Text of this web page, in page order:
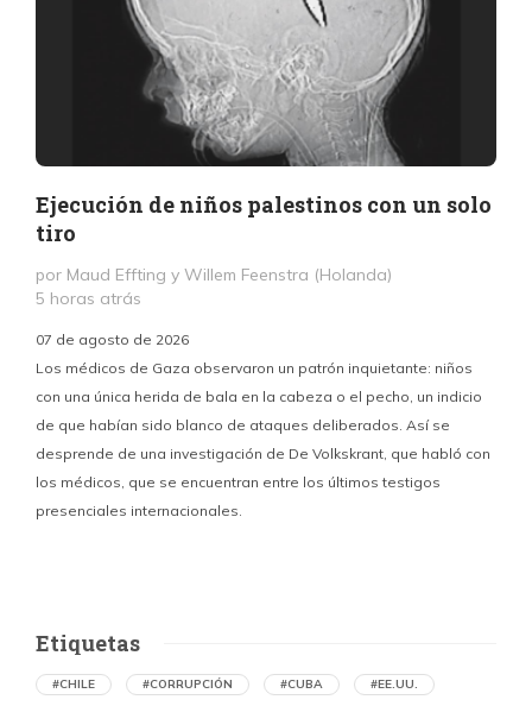
Ejecución de niños palestinos con un solo
tiro
por Maud Effting y Willem Feenstra (Holanda)
5 horas atrás
07 de agosto de 2026
Los médicos de Gaza observaron un patrón inquietante: niños
con una única herida de bala en la cabeza o el pecho, un indicio
de que habían sido blanco de ataques deliberados. Así se
desprende de una investigación de De Volkskrant, que habló con
los médicos, que se encuentran entre los últimos testigos
presenciales internacionales.
Etiquetas
#CHILE #CORRUPCIÓN #CUBA #EE.UU.